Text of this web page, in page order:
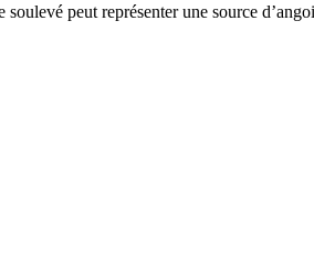
peut représenter une source